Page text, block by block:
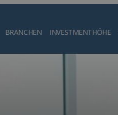
BRANCHEN INVESTMENTHÖHE